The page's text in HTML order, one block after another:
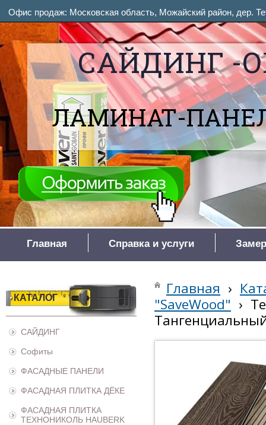
САЙДИНГ -
ЛАМИНАТ-
Офис продаж: Московская область, Можайский район, дер.
Главная Справка и услуги
КАТАЛОГ
САЙДИНГ
Софиты
ФАСАДНЫЕ ПАНЕЛИ
ФАСАДНАЯ ПЛИТКА ДЁКЕ
ФАСАДНАЯ ПЛИТКА
ТЕХНОНИКОЛЬ HAUBERK
Главная ›
"SaveWood" ›